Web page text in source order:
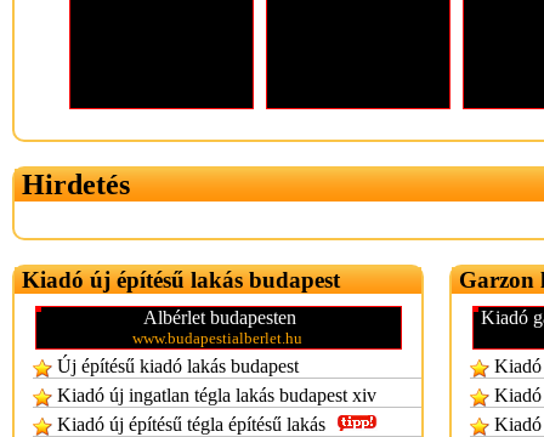
Hirdetés
Kiadó új építésű lakás budapest
Albérlet budapesten
www.budapestialberlet.hu
Új építésű kiadó lakás budapest
Kiadó új ingatlan tégla lakás budapest xiv
Kiadó új építésű tégla építésű lakás
Garzon
Kiadó
Kiadó
Kiadó
Kiadó